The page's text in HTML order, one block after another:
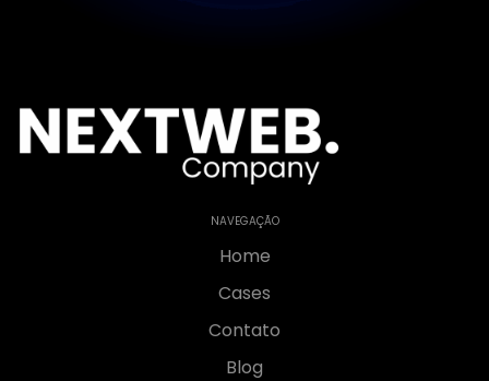
NAVEGAÇÃO
Home
Cases
Contato
Blog